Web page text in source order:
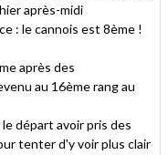
après-midi
: le cannois est 8ème !
après des
au 16ème rang au
départ avoir pris des
tenter d'y voir plus clair